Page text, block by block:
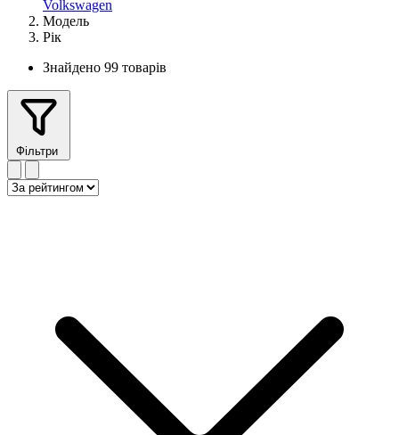
Volkswagen
Модель
Рік
Знайдено 99 товарів
Фільтри